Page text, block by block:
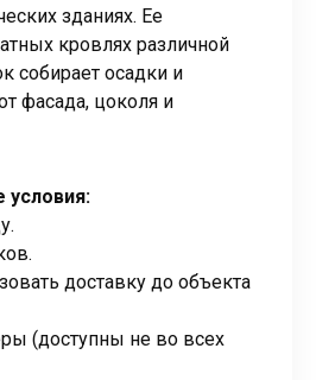
зданиях. Ее
кровлях различной
собирает осадки и
фасада, цоколя и
условия:
доставку до объекта
(доступны не во всех